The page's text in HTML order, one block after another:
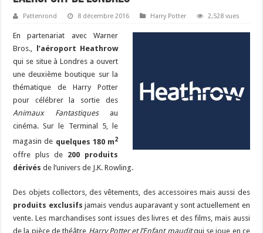
Pattenrond 8 décembre 2016 Harry Potter 2,528 vues
En partenariat avec Warner
Bros.,
l’aéroport Heathrow
qui se situe à Londres a ouvert
une deuxième boutique sur la
thématique de Harry Potter
pour célébrer la sortie des
Animaux Fantastiquesau
cinéma. Sur le Terminal 5, le
magasin de quelques 180 m2
offre plus de 200 produits
dérivés de l’univers de J.K. Rowling.
Des objets collectors, des vêtements, des accessoires mais aussi des
produits exclusifs jamais vendus auparavant y sont actuellement en
vente. Les marchandises sont issues des livres et des films, mais aussi
de la pièce de théâtre Harry Potter et l’Enfant mauditqui se joue en ce